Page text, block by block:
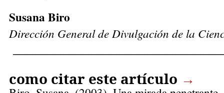
Susana Biro
Dirección General de Divulgación de la
como citar este artículo →